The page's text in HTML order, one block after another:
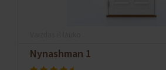
Nynashman 1